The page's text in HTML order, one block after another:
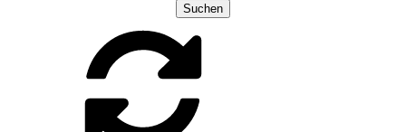
Suchen